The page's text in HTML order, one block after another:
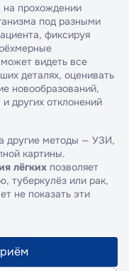
на прохождении
под разными
фиксируя
видеть все
деталях, оценивать
новообразований,
других отклонений
другие методы — УЗИ,
картины.
лёгких позволяет
туберкулёз или рак,
не показать эти